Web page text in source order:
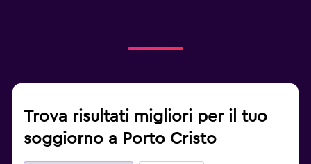
Trova risultati migliori per il tuo
soggiorno a Porto Cristo